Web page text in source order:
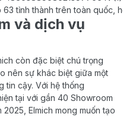
63 tỉnh thành trên toàn
và dịch vụ
còn đặc biệt chú trọng
nên sự khác biệt giữa một
tin cậy. Với hệ thống
tại với gần 40 Showroom
Elmich mong muốn tạo